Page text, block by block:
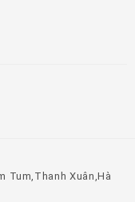
Tum,Thanh Xuân,Hà